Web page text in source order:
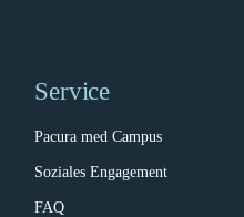
Service
Pacura med Campus
Soziales Engagement
FAQ